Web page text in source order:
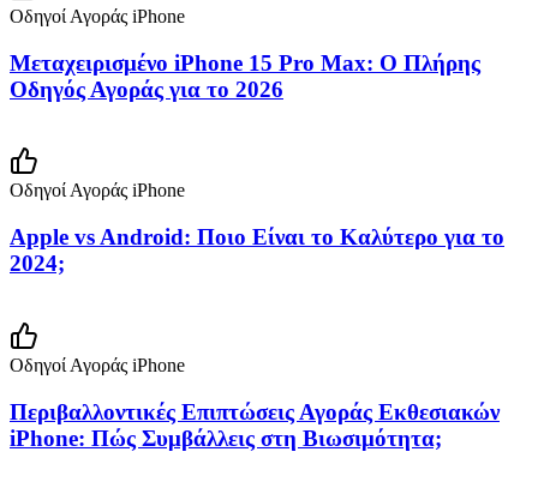
Οδηγοί Αγοράς iPhone
Μεταχειρισμένο iPhone 15 Pro Max: Ο Πλήρης
Οδηγός Αγοράς για το 2026
Οδηγοί Αγοράς iPhone
Apple vs Android: Ποιο Είναι το Καλύτερο για το
2024;
Οδηγοί Αγοράς iPhone
Περιβαλλοντικές Επιπτώσεις Αγοράς Εκθεσιακών
iPhone: Πώς Συμβάλλεις στη Βιωσιμότητα;